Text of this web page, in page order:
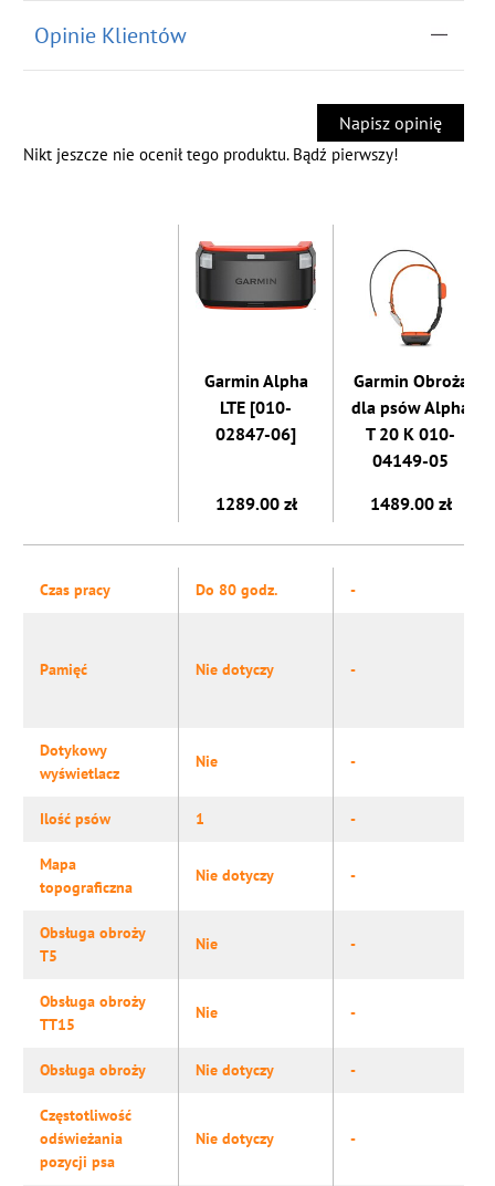
Opinie Klientów
Napisz opinię
Nikt jeszcze nie ocenił tego produktu. Bądź pierwszy!
Garmin Alpha
LTE [010-
02847-06]
Garmin Obroża
dla psów Alpha
T 20 K 010-
04149-05
1289.00 zł
1489.00 zł
Czas pracy Do 80 godz. -
Pamięć Nie dotyczy -
Dotykowy
wyświetlacz
Nie -
Ilość psów 1 -
Mapa
topograficzna
Nie dotyczy -
Obsługa obroży
T5
Nie -
Obsługa obroży
TT15
Nie -
Obsługa obroży Nie dotyczy -
Częstotliwość
odświeżania
pozycji psa
Nie dotyczy -